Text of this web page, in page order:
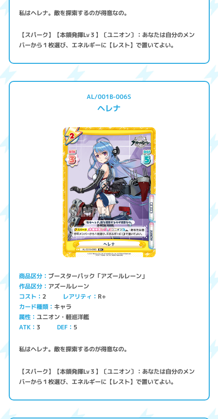
私はヘレナ。敵を探索するのが得意なの。
【スパーク】【本領発揮Lv３】〔ユニオン〕：あなたは自分のメン
バーから１枚選び、エネルギーに【レスト】で置いてよい。
AL/001B-006S
ヘレナ
商品区分 ブースターパック「アズールレーン」
作品区分 アズールレーン
コスト 2 レアリティ R+
カード種類 キャラ
属性 ユニオン・軽巡洋艦
ATK 3 DEF 5
私はヘレナ。敵を探索するのが得意なの。
【スパーク】【本領発揮Lv３】〔ユニオン〕：あなたは自分のメン
バーから１枚選び、エネルギーに【レスト】で置いてよい。